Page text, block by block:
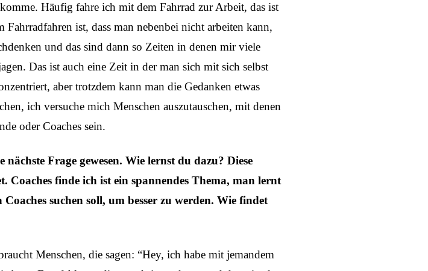
Häufig fahre ich mit dem Fahrrad zur Arbeit, das ist
ist, dass man nebenbei nicht arbeiten kann,
und das sind dann so Zeiten in denen mir viele
Das ist auch eine Zeit in der man sich mit sich selbst
aber trotzdem kann man die Gedanken etwas
ich versuche mich Menschen auszutauschen, mit denen
oder Coaches sein.
Frage gewesen. Wie lernst du dazu? Diese
Coaches finde ich ist ein spannendes Thema, man lernt
suchen soll, um besser zu werden. Wie findet
Menschen, die sagen: “Hey, ich habe mit jemandem